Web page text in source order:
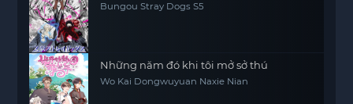
Bungou Stray Dogs S5
Những năm đó khi tôi mở sở thú
Wo Kai Dongwuyuan Naxie Nian